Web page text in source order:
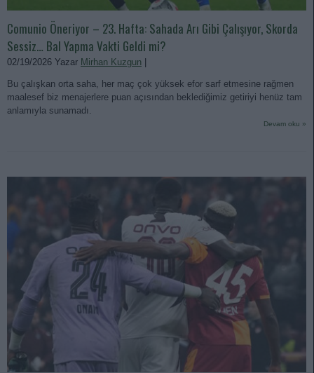
Comunio Öneriyor – 23. Hafta: Sahada Arı Gibi Çalışıyor, Skorda
Sessiz… Bal Yapma Vakti Geldi mi?
02/19/2026 Yazar Mirhan Kuzgun
Bu çalışkan orta saha, her maç çok yüksek efor sarf etmesine rağmen
maalesef biz menajerlere puan açısından beklediğimiz getiriyi henüz tam
anlamıyla sunamadı.
Devam oku »